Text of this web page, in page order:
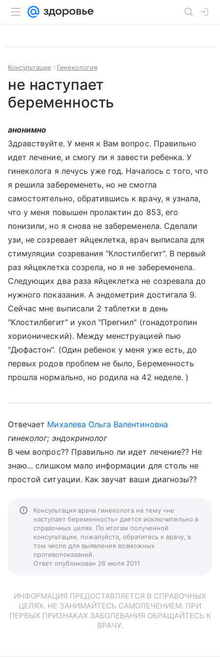
Консультации Гинекология
не наступает
беременность
анонимно
Здравствуйте. У меня к Вам вопрос. Правильно
идет лечение, и смогу ли я завести ребенка. У
гинеколога я лечусь уже год. Началось с того, что
я решила забеременеть, но не смогла
самостоятельно, обратившись к врачу, я узнала,
что у меня повышен пролактин до 853, его
понизили, но я снова не забеременела. Сделали
узи, не созревает яйцеклетка, врач выписала для
стимуляции созревания "Клостилбегит". В первый
раз яйцеклетка созрела, но я не забеременела.
Следующих два раза яйцеклетка не созревала до
нужного показания. А эндометрия достигала 9.
Сейчас мне выписали 2 таблетки в день
"Клостилбегит" и укол "Прегнил" (гонадотропин
хорионический). Между менструацией пью
"Дюфастон". (Один ребенок у меня уже есть, до
первых родов проблем не было, Беременность
прошла нормально, но родила на 42 неделе. )
Отвечает Михалева Ольга Валентиновна
гинеколог; эндокринолог
В чем вопрос?? Правильно ли идет лечение?? Не
знаю... слишком мало информации для столь не
простой ситуации. Как звучат ваши диагнозы??
Консультация врача гинеколога на тему «не
наступает беременность» дается исключительно в
справочных целях. По итогам полученной
консультации, пожалуйста, обратитесь к врачу, в
том числе для выявления возможных
противопоказаний.
Ответ опубликован 26 июля 2011
ИНФОРМАЦИЯ ПРЕДОСТАВЛЯЕТСЯ В СПРАВОЧНЫХ
ЦЕЛЯХ. НЕ ЗАНИМАЙТЕСЬ САМОЛЕЧЕНИЕМ. ПРИ
ПЕРВЫХ ПРИЗНАКАХ ЗАБОЛЕВАНИЯ ОБРАЩАЙТЕСЬ К
ВРАЧУ.